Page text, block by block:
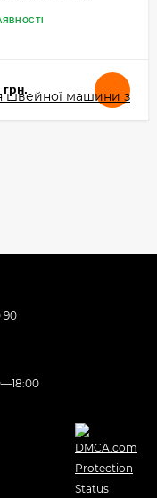
грн.
90